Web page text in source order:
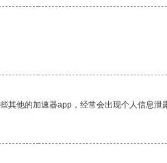
他的加速器app，经常会出现个人信息泄